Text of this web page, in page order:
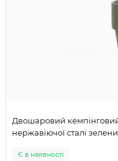
Двошаровий
нержавіючої сталі
Є в наявності